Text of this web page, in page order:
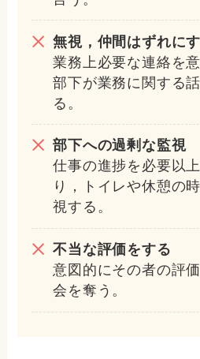
無視，仲間はずれに
業務上必要な連絡を
部下が業務に関する
る。
部下への過剰な監視
仕事の進捗を必要以
り，トイレや休憩の
視する。
不当な評価をする
意図的にその者の評
会を奪う。